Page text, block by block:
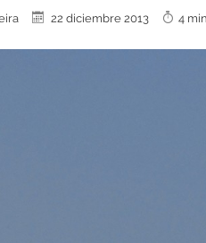
22 diciembre 2013 4